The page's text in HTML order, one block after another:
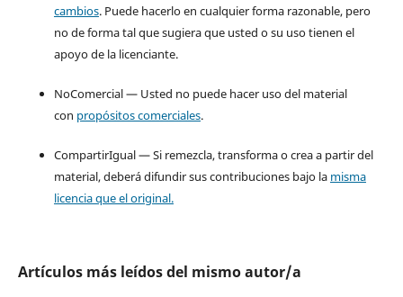
cambios. Puede hacerlo en cualquier forma razonable, pero
no de forma tal que sugiera que usted o su uso tienen el
apoyo de la licenciante.
NoComercial — Usted no puede hacer uso del material
con propósitos comerciales.
CompartirIgual — Si remezcla, transforma o crea a partir del
material, deberá difundir sus contribuciones bajo la misma
licencia que el original.
Artículos más leídos del mismo autor/a